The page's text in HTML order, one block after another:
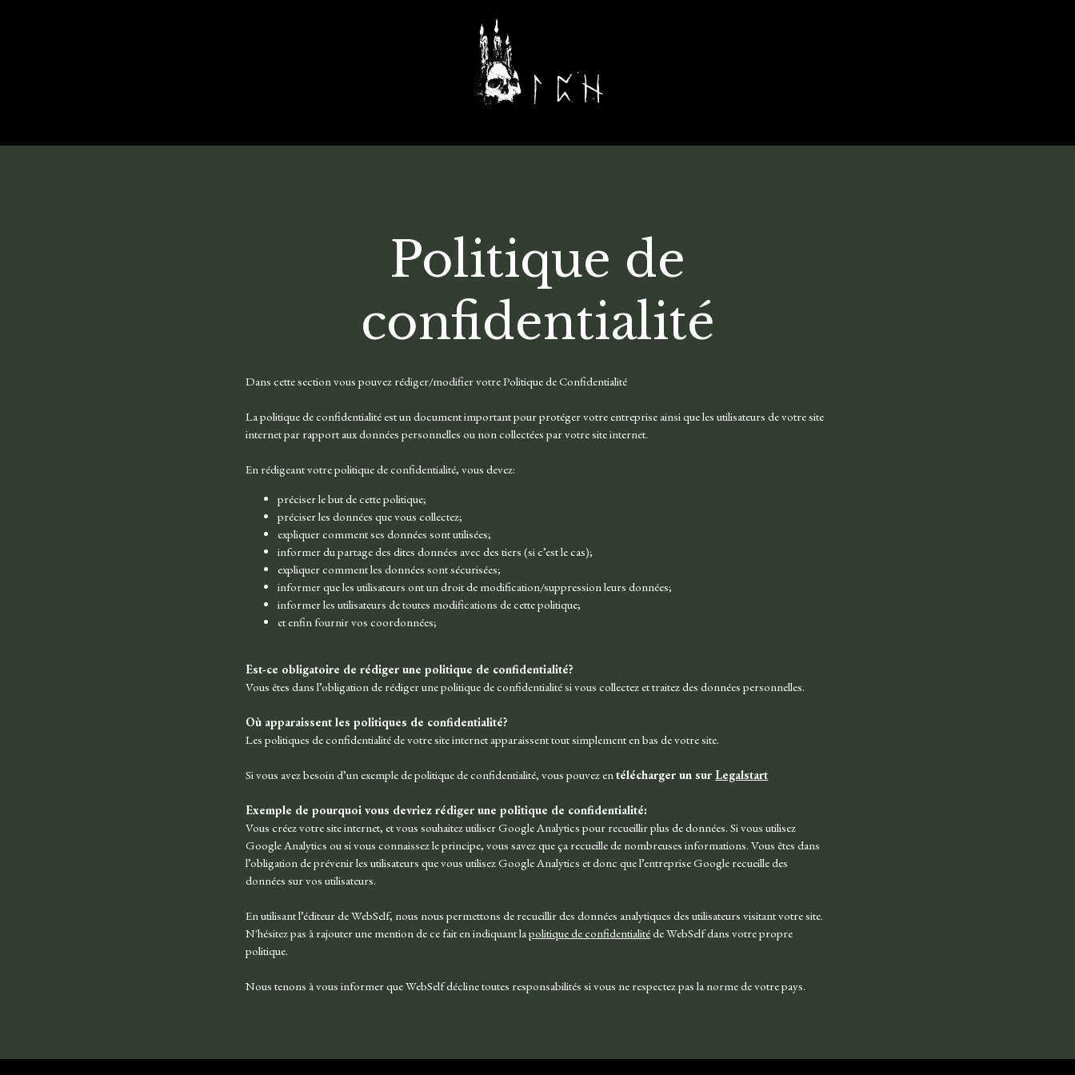
Politique de
confidentialité
Dans cette section vous pouvez rédiger/modifier votre Politique de Confidentialité
La politique de confidentialité est un document important pour protéger votre entreprise ainsi que les utilisateurs de votre site
internet par rapport aux données personnelles ou non collectées par votre site internet.
En rédigeant votre politique de confidentialité, vous devez:
préciser le but de cette politique;
préciser les données que vous collectez;
expliquer comment ses données sont utilisées;
informer du partage des dites données avec des tiers (si c’est le cas);
expliquer comment les données sont sécurisées;
informer que les utilisateurs ont un droit de modification/suppression leurs données;
informer les utilisateurs de toutes modifications de cette politique;
et enfin fournir vos coordonnées;
Est-ce obligatoire de rédiger une politique de confidentialité?
Vous êtes dans l’obligation de rédiger une politique de confidentialité si vous collectez et traitez des données personnelles.
Où apparaissent les politiques de confidentialité?
Les politiques de confidentialité de votre site internet apparaissent tout simplement en bas de votre site.
Si vous avez besoin d’un exemple de politique de confidentialité, vous pouvez entélécharger un sur Legalstart
Exemple de pourquoi vous devriez rédiger une politique de confidentialité:
Vous créez votre site internet, et vous souhaitez utiliser Google Analytics pour recueillir plus de données. Si vous utilisez
Google Analytics ou si vous connaissez le principe, vous savez que ça recueille de nombreuses informations. Vous êtes dans
l’obligation de prévenir les utilisateurs que vous utilisez Google Analytics et donc que l’entreprise Google recueille des
données sur vos utilisateurs.
En utilisant l’éditeur de WebSelf, nous nous permettons de recueillir des données analytiques des utilisateurs visitant votre site.
N'hésitez pas à rajouter une mention de ce fait en indiquant lapolitique de confidentialitéde WebSelf dans votre propre
politique.
Nous tenons à vous informer que WebSelf décline toutes responsabilités si vous ne respectez pas la norme de votre pays.